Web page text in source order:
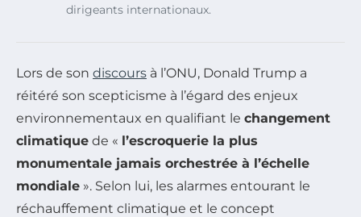
dirigeants internationaux.
Lors de son discours à l’ONU, Donald Trump a
réitéré son scepticisme à l’égard des enjeux
environnementaux en qualifiant le changement
climatique de « l’escroquerie la plus
monumentale jamais orchestrée à l’échelle
mondiale ». Selon lui, les alarmes entourant le
réchauffement climatique et le concept